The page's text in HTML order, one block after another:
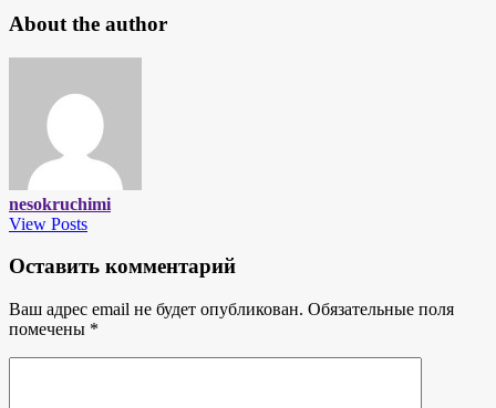
About the author
nesokruchimi
View Posts
Оставить комментарий
Ваш адрес email не будет опубликован. Обязательные поля
помечены *